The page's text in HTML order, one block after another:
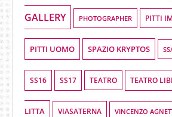
GALLERY PHOTOGRAPHER PITTI
PITTI UOMO SPAZIO KRYPTOS
SS16 SS17 TEATRO TEATRO
LITTA VIASATERNA VINCENZO